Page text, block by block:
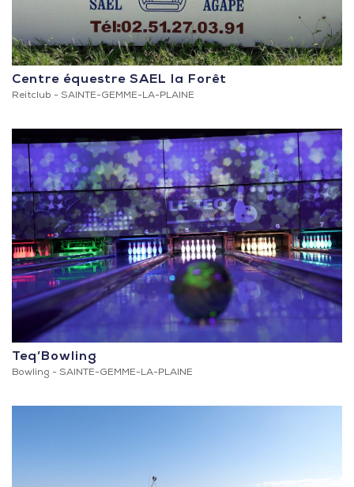
Centre équestre SAEL la Forêt
Reitclub - SAINTE-GEMME-LA-PLAINE
Teq’Bowling
Bowling - SAINTE-GEMME-LA-PLAINE